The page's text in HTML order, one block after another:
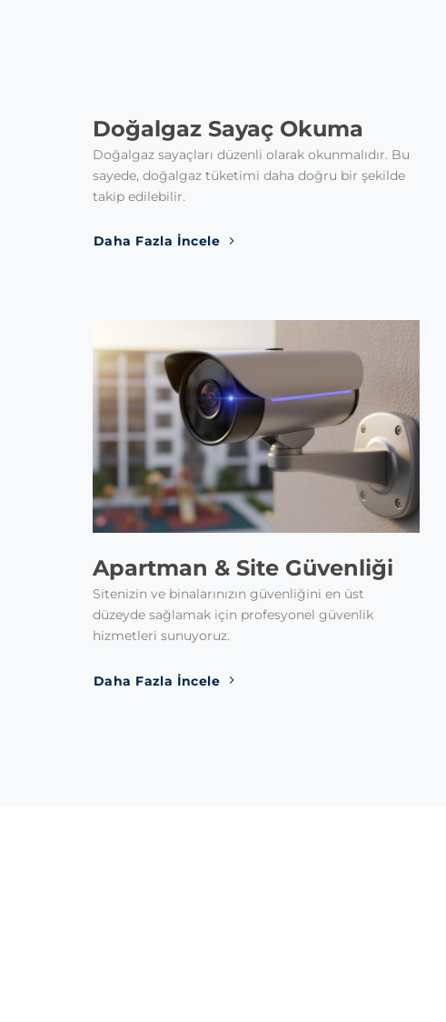
Doğalgaz Sayaç Okuma
Doğalgaz sayaçları düzenli olarak okunmalıdır. Bu
sayede, doğalgaz tüketimi daha doğru bir şekilde
takip edilebilir.
Daha Fazla İncele
Apartman & Site Güvenliği
Sitenizin ve binalarınızın güvenliğini en üst
düzeyde sağlamak için profesyonel güvenlik
hizmetleri sunuyoruz.
Daha Fazla İncele